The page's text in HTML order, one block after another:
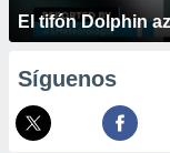
El tifón Dolphin
Síguenos